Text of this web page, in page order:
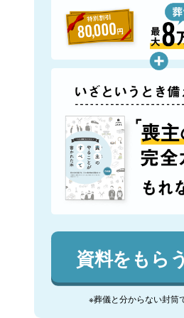
資料をもらう
※葬儀と分からない封筒